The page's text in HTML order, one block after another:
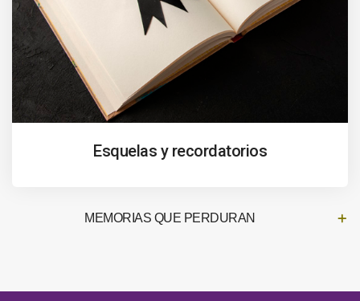
Esquelas y recordatorios
MEMORIAS QUE PERDURAN